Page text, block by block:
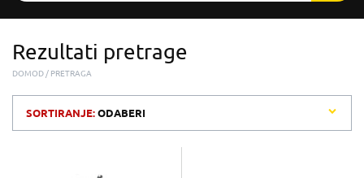
Rezultati pretrage
DOMOD PRETRAGA
SORTIRANJE:ODABERI